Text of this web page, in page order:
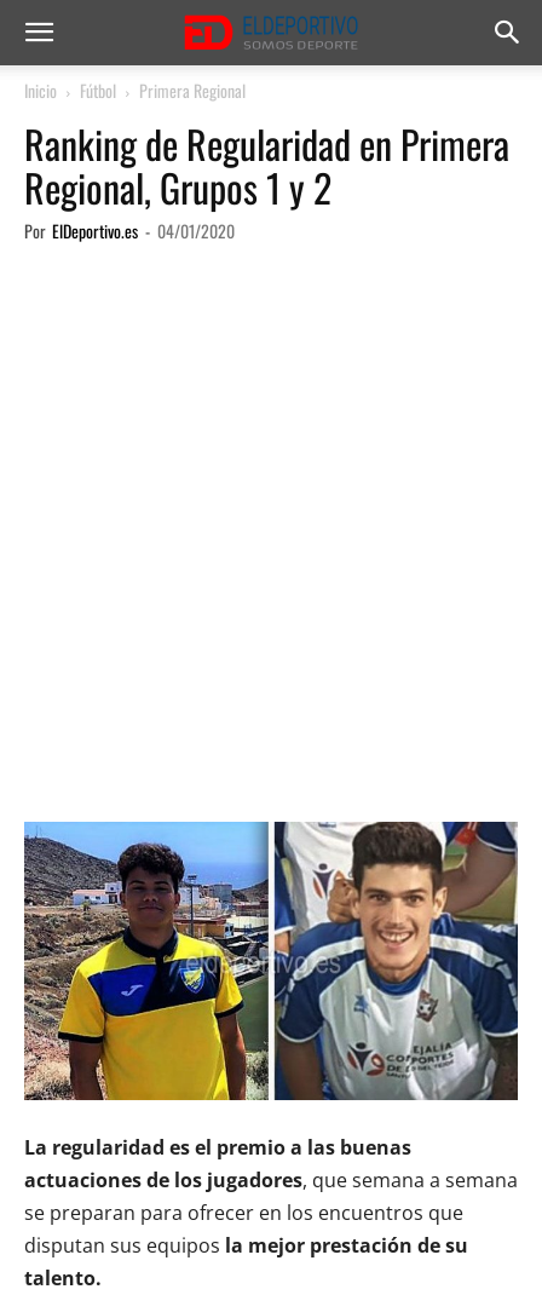
Inicio Fútbol Primera Regional
Ranking de Regularidad en Primera
Regional, Grupos 1 y 2
Por ElDeportivo.es - 04/01/2020
La regularidad es el premio a las buenas
actuaciones de los jugadores, que semana a semana
se preparan para ofrecer en los encuentros que
disputan sus equipos la mejor prestación de su
talento.